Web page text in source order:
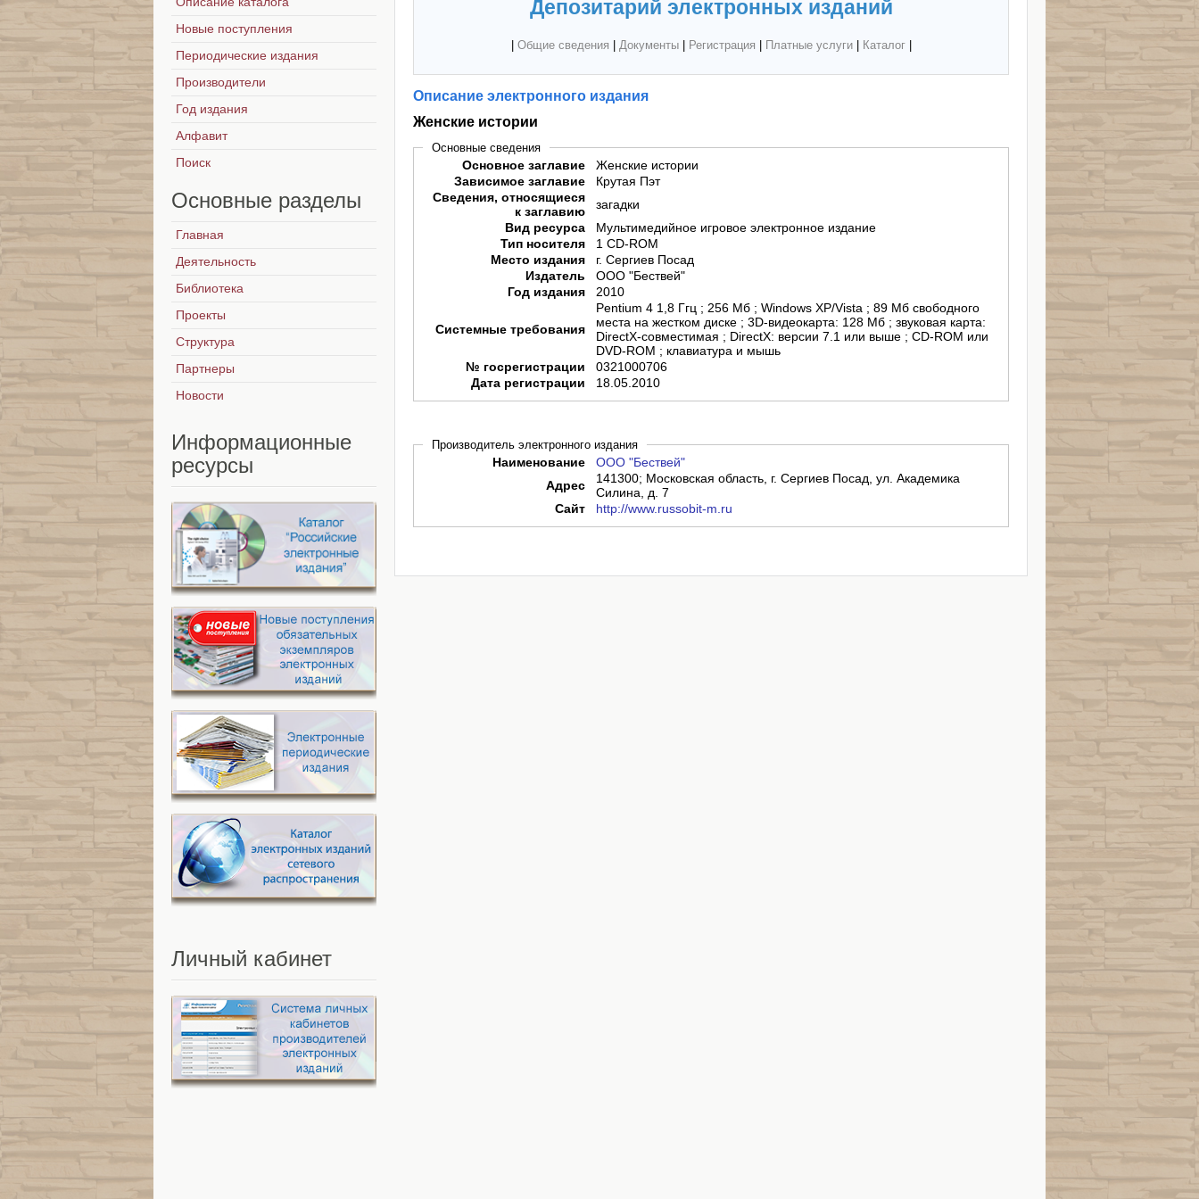
Депозитарий электронных изданий
Общие сведения Документы| Регистрация Платные услуги| Каталог|
Описание электронного издания
Женские истории
Основные сведения
Основное заглавие
Женские истории
Зависимое заглавие
Крутая Пэт
Сведения, относящиеся
к заглавию
загадки
Вид ресурса
Мультимедийное игровое электронное издание
Тип носителя
1 CD-ROM
Место издания
г. Сергиев Посад
Издатель
ООО "Бествей"
Год издания
2010
Системные требования
Pentium 4 1,8 Ггц ; 256 Мб ; Windows XP/Vista ; 89 Мб свободного
места на жестком диске ; 3D-видеокарта: 128 Мб ; звуковая карта:
DirectX-совместимая ; DirectX: версии 7.1 или выше ; CD-ROM или
DVD-ROM ; клавиатура и мышь
№ госрегистрации
0321000706
Дата регистрации
18.05.2010
Производитель электронного издания
Наименование
ООО "Бествей"
Адрес
141300; Московская область, г. Сергиев Посад, ул. Академика
Силина, д. 7
Сайт
http://www.russobit-m.ru
Новые поступления
Периодические издания
Производители
Год издания
Алфавит
Поиск
Основные разделы
Главная
Деятельность
Библиотека
Проекты
Структура
Партнеры
Новости
Информационные
ресурсы
Личный кабинет